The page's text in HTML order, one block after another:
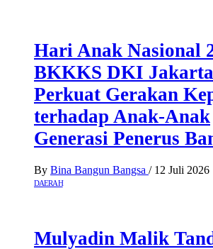
Hari Anak Nasional
BKKKS DKI Jakarta
Perkuat Gerakan
terhadap Anak-Anak
Generasi Penerus
By Bina Bangun Bangsa / 12 Juli 2026
DAERAH
Mulyadin Malik